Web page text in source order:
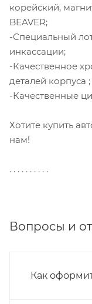
корейский,
BEAVER;
-Специальный
инкассации;
-Качественное
деталей корпуса ;
-Качественные
Хотите купить
нам!
. . . . . . . . . .
Вопросы и
Как